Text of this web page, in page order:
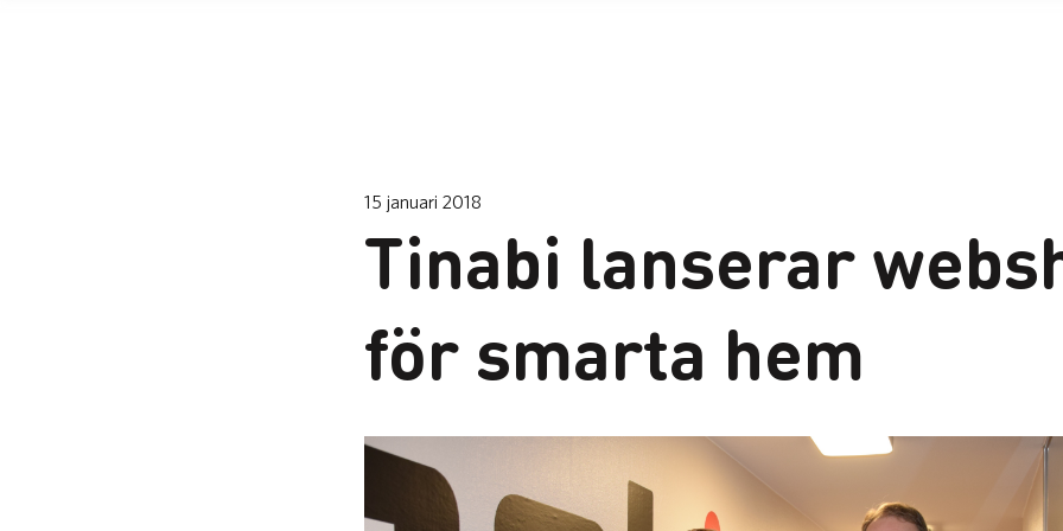
15 januari 2018
Tinabi lanserar
för smarta hem